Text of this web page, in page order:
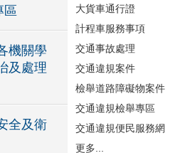
區
機關學
及處理
全及衛
大貨車通行證
計程車服務事項
交通事故處理
交通違規案件
檢舉道路障礙物案件
交通違規檢舉專區
交通違規便民服務網
更多...